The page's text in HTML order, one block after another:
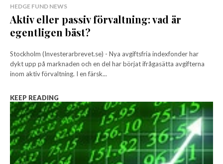
HEDGE FUND NEWS
Aktiv eller passiv förvaltning: vad är
egentligen bäst?
Stockholm (Investerarbrevet.se) - Nya avgiftsfria indexfonder har
dykt upp på marknaden och en del har börjat ifrågasätta avgifterna
inom aktiv förvaltning. I en färsk...
KEEP READING